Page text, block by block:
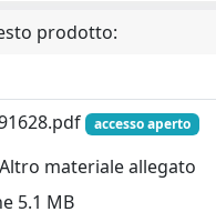
prodotto:
accesso aperto
materiale allegato
5.1 MB